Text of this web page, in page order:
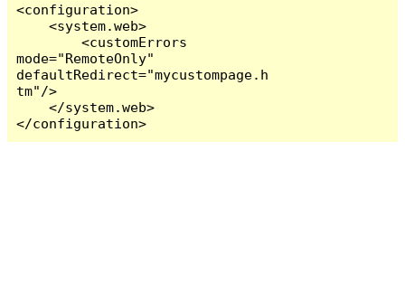
<configuration>
    <system.web>
        <customErrors
mode="RemoteOnly"
defaultRedirect="mycustompage.h
tm"/>
    </system.web>
</configuration>